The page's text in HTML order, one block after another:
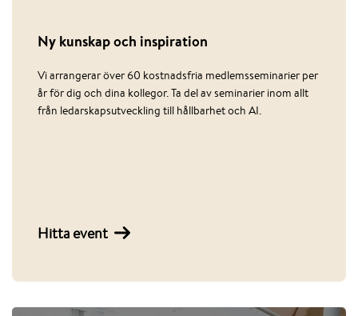
Ny kunskap och inspiration
Vi arrangerar över 60 kostnadsfria medlemsseminarier per
år för dig och dina kollegor. Ta del av seminarier inom allt
från ledarskapsutveckling till hållbarhet och AI.
Hitta event